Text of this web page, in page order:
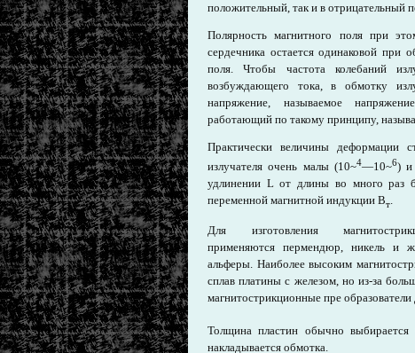
положительный, так и в отрицательный
Полярность магнитного поля при
сердечника остается одинаковой при
поля. Чтобы частота колебаний
возбуждающего тока, в обмотку
напряжение, называемое
работающий по такому принципу,
Практически величины деформации
излучателя очень малы (10~4—10~6) и
удлинении L от длины во много раз
переменной магнитной индукции Вт.
Для изготовления
применяются пермендюр, никель и
альферы. Наиболее высоким
сплав платины с железом, но из-за
магнитострикционные пре
Толщина пластин обычно
накладывается обмотка.